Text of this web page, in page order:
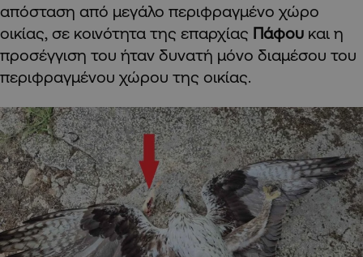
απόσταση από μεγάλο περιφραγμένο χώρο
οικίας, σε κοινότητα της επαρχίας Πάφου και η
προσέγγιση του ήταν δυνατή μόνο διαμέσου του
περιφραγμένου χώρου της οικίας.